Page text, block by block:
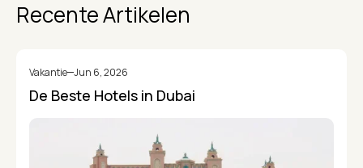
Recente Artikelen
Vakantie Jun 6, 2026
De Beste Hotels in Dubai